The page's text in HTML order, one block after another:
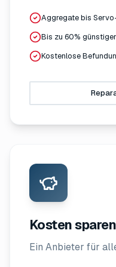
Aggregate bis
Bis zu 60% günstiger
Kostenlose
Kosten sparen
Ein Anbieter für